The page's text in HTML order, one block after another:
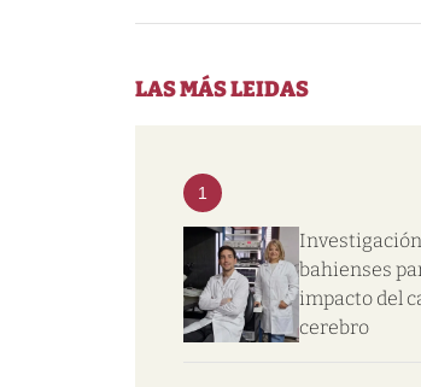
LAS MÁS LEIDAS
1
bahienses
impacto del
cerebro